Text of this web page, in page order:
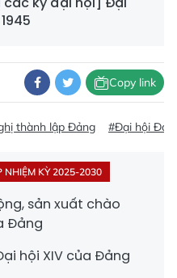
Copy link
thành lập Đảng #Đại hội
KỲ 2025-2030
sản xuất chào
Đảng
hội XIV của Đảng